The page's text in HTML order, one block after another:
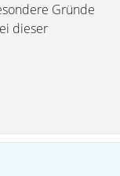
Gründe
dieser